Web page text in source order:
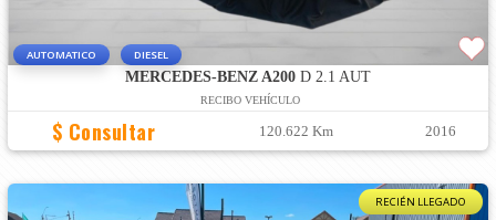
AUTOMATICO DIESEL
MERCEDES-BENZ A200D 2.1 AUT
RECIBO VEHÍCULO
$ Consultar 120.622 Km 2016
RECIÉN LLEGADO